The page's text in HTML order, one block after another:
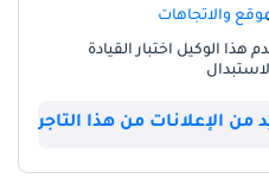
والاتجاهات
هذا الوكيل اختبار القيادة
من الإعلانات من هذا التاجر
تمثل فئة &quot;أدفنتشر&quot; لعام 2025 ذروة تطور هذه الشاحنة
الركاب الفائقة التي قلّما تجد لها
بمواصفات دول مجلس التعاون
في جميع أنحاء المنطقة،